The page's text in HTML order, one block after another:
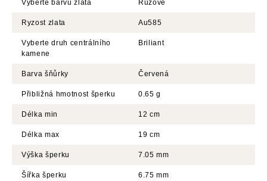
Vyberte barvu zlata Růžové
Ryzost zlata Au585
Vyberte druh centrálního
kamene
Briliant
Barva šňůrky Červená
Přibližná hmotnost šperku 0.65 g
Délka min 12 cm
Délka max 19 cm
Výška šperku 7.05 mm
Šířka šperku 6.75 mm